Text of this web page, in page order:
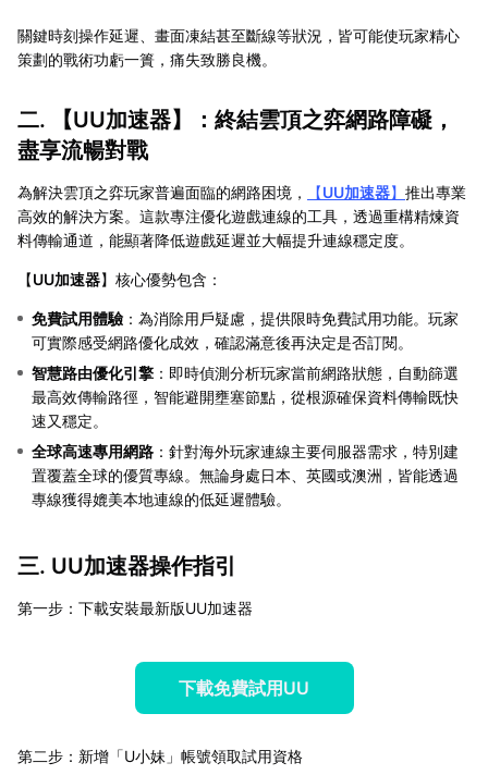
關鍵時刻操作延遲、畫面凍結甚至斷線等狀況，皆可能使玩家精心
策劃的戰術功虧一簣，痛失致勝良機。
二. 【UU加速器】：終結雲頂之弈網路障礙，
盡享流暢對戰
為解決雲頂之弈玩家普遍面臨的網路困境， 【UU加速器】 推出專業
高效的解決方案。這款專注優化遊戲連線的工具，透過重構精煉資
料傳輸通道，能顯著降低遊戲延遲並大幅提升連線穩定度。
【UU加速器】核心優勢包含：
免費試用體驗 ：為消除用戶疑慮，提供限時免費試用功能。玩家
可實際感受網路優化成效，確認滿意後再決定是否訂閱。
智慧路由優化引擎 ：即時偵測分析玩家當前網路狀態，自動篩選
最高效傳輸路徑，智能避開壅塞節點，從根源確保資料傳輸既快
速又穩定。
全球高速專用網路 ：針對海外玩家連線主要伺服器需求，特別建
置覆蓋全球的優質專線。無論身處日本、英國或澳洲，皆能透過
專線獲得媲美本地連線的低延遲體驗。
三. UU加速器操作指引
第一步：下載安裝最新版UU加速器
下載免費試用UU
第二步：新增「U小妹」帳號領取試用資格